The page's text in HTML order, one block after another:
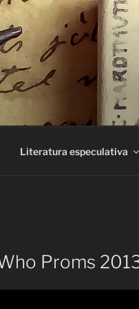
Literatura especulativa
Proms